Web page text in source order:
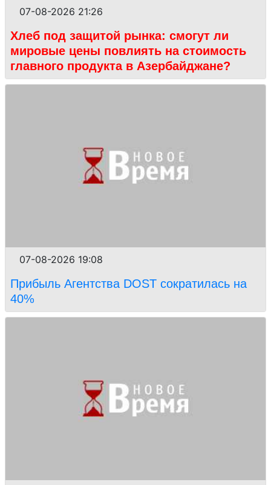
07-08-2026 21:26
Хлеб под защитой рынка: смогут ли
мировые цены повлиять на стоимость
главного продукта в Азербайджане?
07-08-2026 19:08
Прибыль Агентства DOST сократилась на
40%